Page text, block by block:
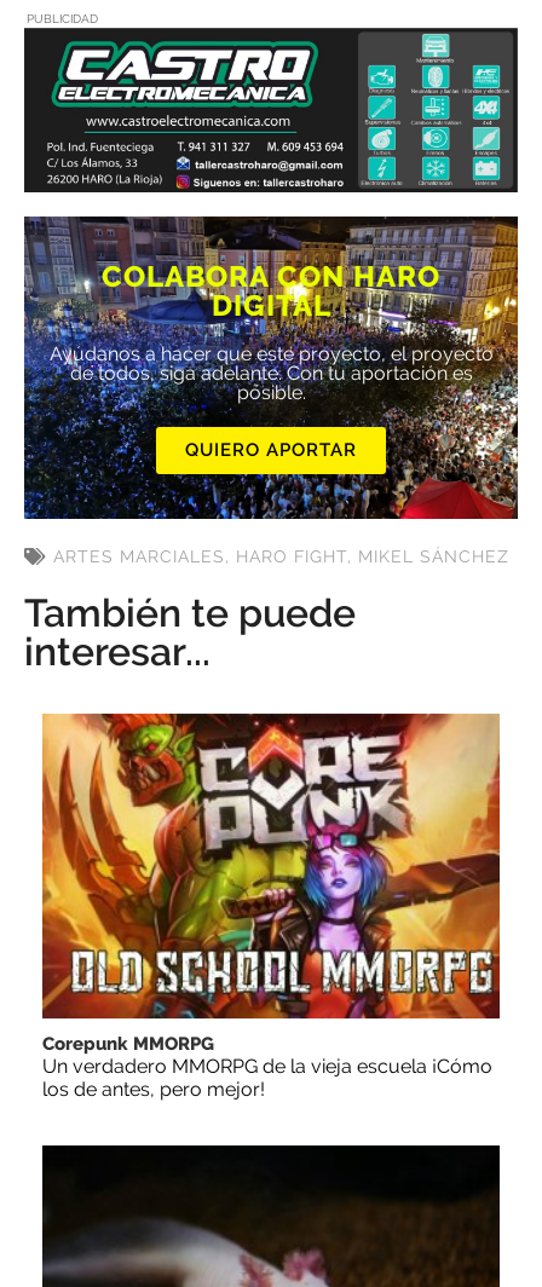
PUBLICIDAD
COLABORA CON HARO
DIGITAL
Ayúdanos a hacer que este proyecto, el proyecto
de todos, siga adelante. Con tu aportación es
posible.
QUIERO APORTAR
ARTES MARCIALES, HARO FIGHT, MIKEL SÁNCHEZ
También te puede
interesar...
Corepunk MMORPG
Un verdadero MMORPG de la vieja escuela ¡Cómo
los de antes, pero mejor!